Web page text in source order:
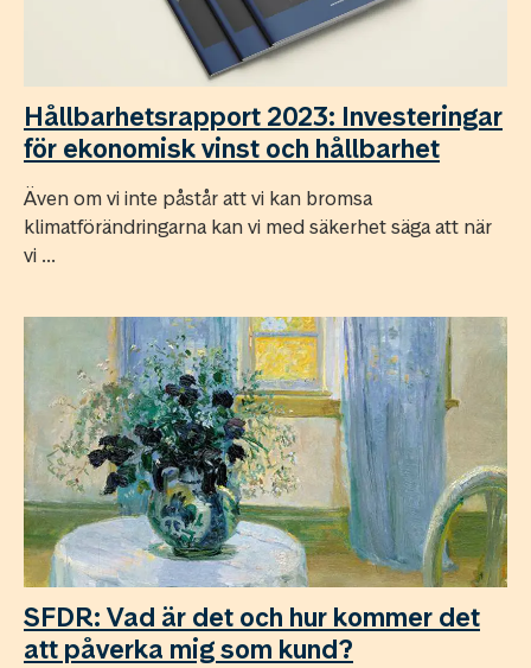
Hållbarhetsrapport 2023: Investeringar
för ekonomisk vinst och hållbarhet
Även om vi inte påstår att vi kan bromsa
klimatförändringarna kan vi med säkerhet säga att när
vi ...
SFDR: Vad är det och hur kommer det
att påverka mig som kund?